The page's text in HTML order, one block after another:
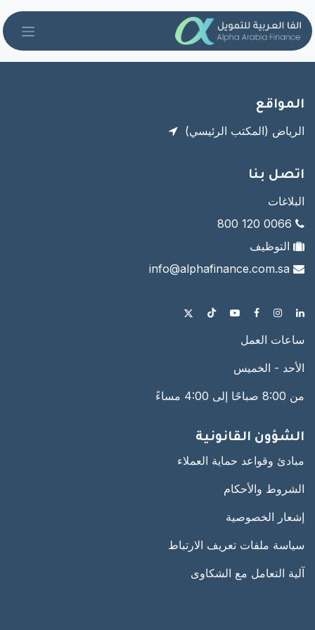
المواقع
الرياض (المكتب الرئيسي)
اتصل بنا ​
البلاغات
التوظيف
info@alphafinance.com.sa
ساعات العمل
الأحد - الخميس
من 8:00 صباحًا إلى 4:00 مساءً
الشؤون القانونية ​
مبادئ وقواعد حماية العملاء
الشروط ​والأحكام
إشعار الخصوصية
سياسة ملفات تعريف الارتباط
آلية التعامل مع الشكاوى